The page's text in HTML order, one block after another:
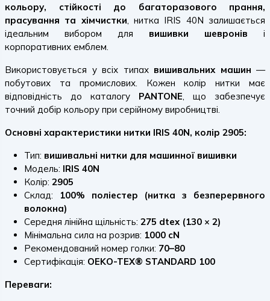
кольору, стійкості до багаторазового прання,
прасування та хімчистки, нитка IRIS 40N залишається
ідеальним вибором для вишивки шевронів і
корпоративних емблем.
Використовується у всіх типах вишивальних машин —
побутових та промислових. Кожен колір нитки має
відповідність до каталогу PANTONE, що забезпечує
точний добір кольору при серійному виробництві.
Основні характеристики нитки IRIS 40N, колір 2905:
Тип: вишивальні нитки для машинної вишивки
Модель: IRIS 40N
Колір: 2905
Склад:
100% поліестер (нитка з безперервного
волокна)
Середня лінійна щільність: 275 dtex (130 × 2)
Мінімальна сила на розрив: 1000 cN
Рекомендований номер голки: 70–80
Сертифікація: OEKO-TEX® STANDARD 100
Переваги: